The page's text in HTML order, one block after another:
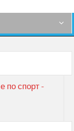
по спорт -